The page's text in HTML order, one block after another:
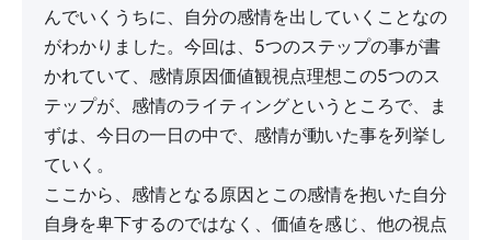
んでいくうちに、自分の感情を出していくことなの
がわかりました。今回は、5つのステップの事が書
かれていて、感情原因価値観視点理想この5つのス
テップが、感情のライティングというところで、ま
ずは、今日の一日の中で、感情が動いた事を列挙し
ていく。
ここから、感情となる原因とこの感情を抱いた自分
自身を卑下するのではなく、価値を感じ、他の視点